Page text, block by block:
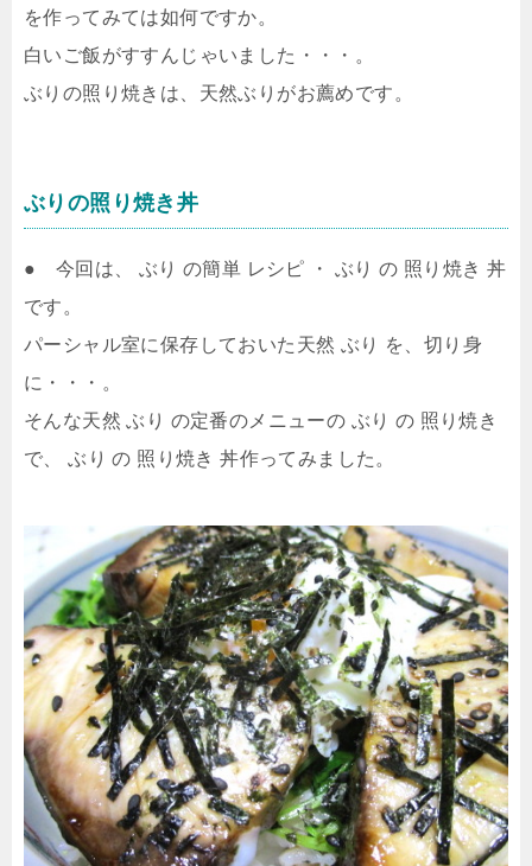
を作ってみては如何ですか。
白いご飯がすすんじゃいました・・・。
ぶりの照り焼きは、天然ぶりがお薦めです。
ぶりの照り焼き丼
● 今回は、 ぶり の簡単 レシピ ・ ぶり の 照り焼き 丼
です。
パーシャル室に保存しておいた天然 ぶり を、切り身
に・・・。
そんな天然 ぶり の定番のメニューの ぶり の 照り焼き
で、 ぶり の 照り焼き 丼作ってみました。